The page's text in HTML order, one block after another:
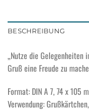
BESCHREIBUNG
„Nutze die
Gruß eine Freude zu
Format: DIN A 7, 74 x 105
Verwendung: